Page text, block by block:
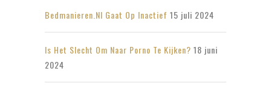
Bedmanieren.nl Gaat Op Inactief 15 juli 2024
Is Het Slecht Om Naar Porno Te Kijken? 18 juni
2024